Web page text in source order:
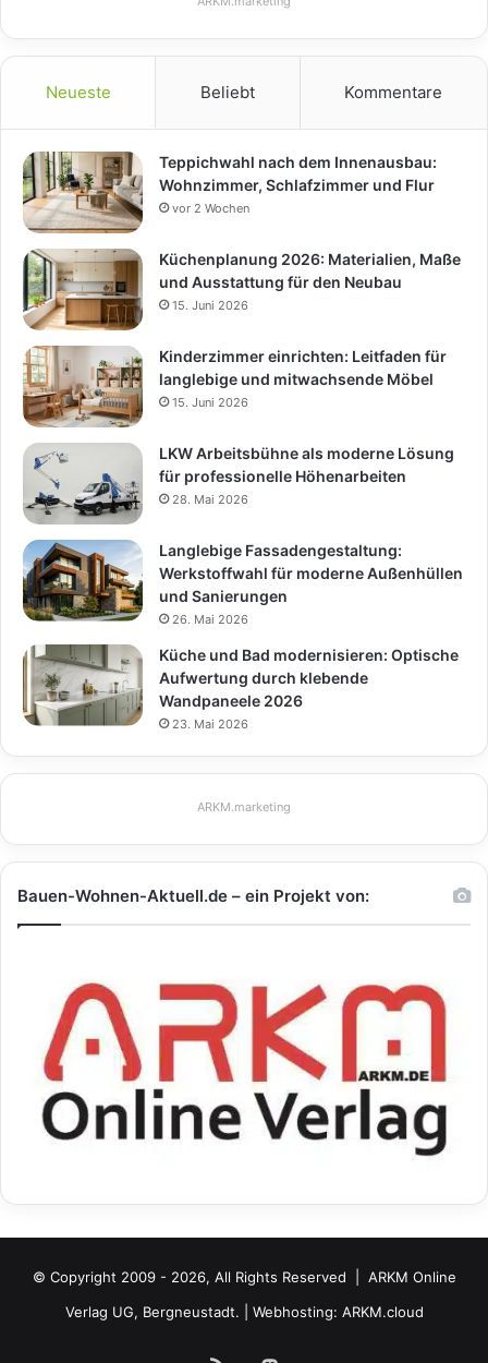
Neueste Beliebt Kommentare
Teppichwahl nach dem Innenausbau:
Wohnzimmer, Schlafzimmer und Flur
vor 2 Wochen
Küchenplanung 2026: Materialien, Maße
und Ausstattung für den Neubau
15. Juni 2026
Kinderzimmer einrichten: Leitfaden für
langlebige und mitwachsende Möbel
15. Juni 2026
LKW Arbeitsbühne als moderne Lösung
für professionelle Höhenarbeiten
28. Mai 2026
Langlebige Fassadengestaltung:
Werkstoffwahl für moderne Außenhüllen
und Sanierungen
26. Mai 2026
Küche und Bad modernisieren: Optische
Aufwertung durch klebende
Wandpaneele 2026
23. Mai 2026
ARKM.marketing
Bauen-Wohnen-Aktuell.de – ein Projekt von:
© Copyright 2009 - 2026, All Rights Reserved | ARKM Online
Verlag UG, Bergneustadt. | Webhosting: ARKM.cloud